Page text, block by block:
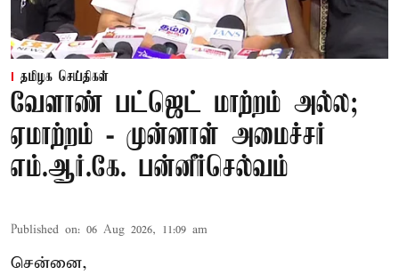
தமிழக செய்திகள்
வேளாண் பட்ஜெட் மாற்றம் அல்ல;
ஏமாற்றம் - முன்னாள் அமைச்சர்
எம்.ஆர்.கே. பன்னீர்செல்வம்
Published on: 06 Aug 2026, 11:09 am
சென்னை,